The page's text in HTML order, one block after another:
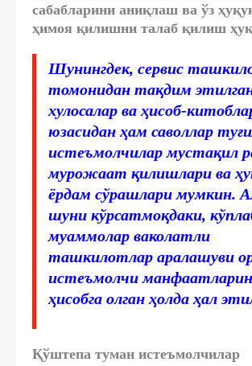
сабабларини аниқлаш ва ўз
ҳимоя қилишни талаб қилиш
Шунингдек, сервис
томонидан тақдим
хулосалар ва ҳисоб-
юзасидан ҳам саволлар
истеъмолчилар мустақил
мурожаат қилишлари ва
ёрдам сўрашлари мумкин.
шуни кўрсатмоқдаки,
муаммолар ваколатли
ташкилотлар аралашуви
истеъмолчи
ҳисобга олган ҳолда ҳал
Қўштепа туман истеъмолчилар